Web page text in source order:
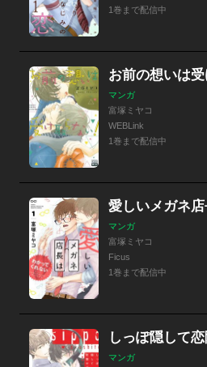
1巻まで配信中
お前の想いは受
マンガ
富塚ミヤコ
WEBLink
1巻まで配信中
マンガ
富塚ミヤコ
Ficus
1巻まで配信中
しっぽ隠して
マンガ